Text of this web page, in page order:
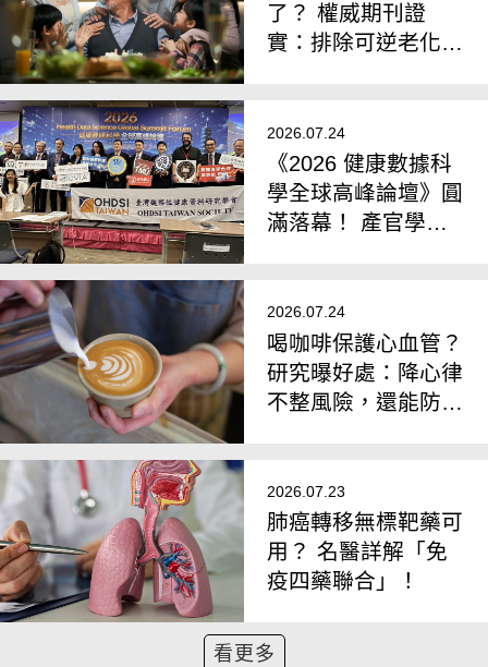
了？ 權威期刊證
實：排除可逆老化，
2026.07.24
《2026 健康數據科
學全球高峰論壇》圓
滿落幕！ 產官學研
用
2026.07.24
喝咖啡保護心血管？
研究曝好處：降心律
不整風險，還能防中
2026.07.23
肺癌轉移無標靶藥可
用？ 名醫詳解「免
疫四藥聯合」！
看更多